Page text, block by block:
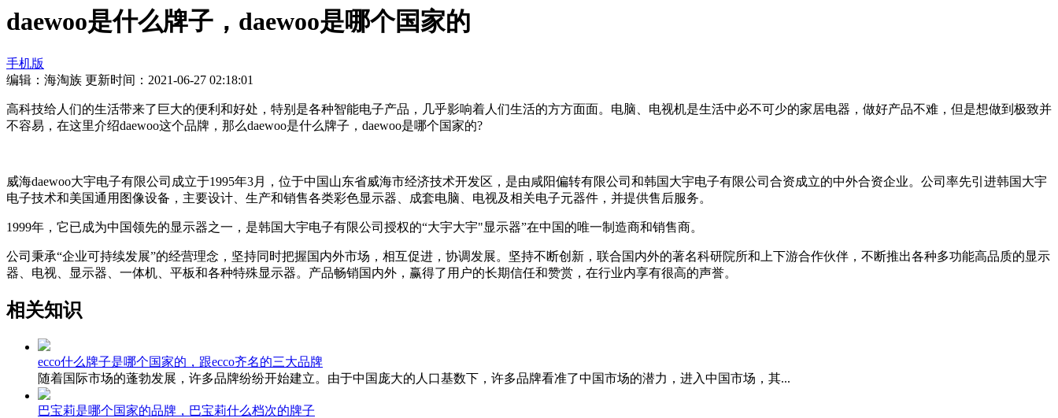
daewoo是什么牌子，daewoo是哪个国家的
手机版
编辑：海淘族 更新时间：2021-06-27 02:18:01
高科技给人们的生活带来了巨大的便利和好处，特别是各种智能电子产品，几乎影响着人们生活的方方面面。电脑、电视机是生活中必不可少的家居电器，做好产品不难，但是想做到极致并
不容易，在这里介绍daewoo这个品牌，那么daewoo是什么牌子，daewoo是哪个国家的?
威海daewoo大宇电子有限公司成立于1995年3月，位于中国山东省威海市经济技术开发区，是由咸阳偏转有限公司和韩国大宇电子有限公司合资成立的中外合资企业。公司率先引进韩国大宇
电子技术和美国通用图像设备，主要设计、生产和销售各类彩色显示器、成套电脑、电视及相关电子元器件，并提供售后服务。
1999年，它已成为中国领先的显示器之一，是韩国大宇电子有限公司授权的“大宇大宇"显示器”在中国的唯一制造商和销售商。
公司秉承“企业可持续发展”的经营理念，坚持同时把握国内外市场，相互促进，协调发展。坚持不断创新，联合国内外的著名科研院所和上下游合作伙伴，不断推出各种多功能高品质的显示
器、电视、显示器、一体机、平板和各种特殊显示器。产品畅销国内外，赢得了用户的长期信任和赞赏，在行业内享有很高的声誉。
相关知识
ecco什么牌子是哪个国家的，跟ecco齐名的三大品牌
随着国际市场的蓬勃发展，许多品牌纷纷开始建立。由于中国庞大的人口基数下，许多品牌看准了中国市场的潜力，进入中国市场，其...
巴宝莉是哪个国家的品牌，巴宝莉什么档次的牌子